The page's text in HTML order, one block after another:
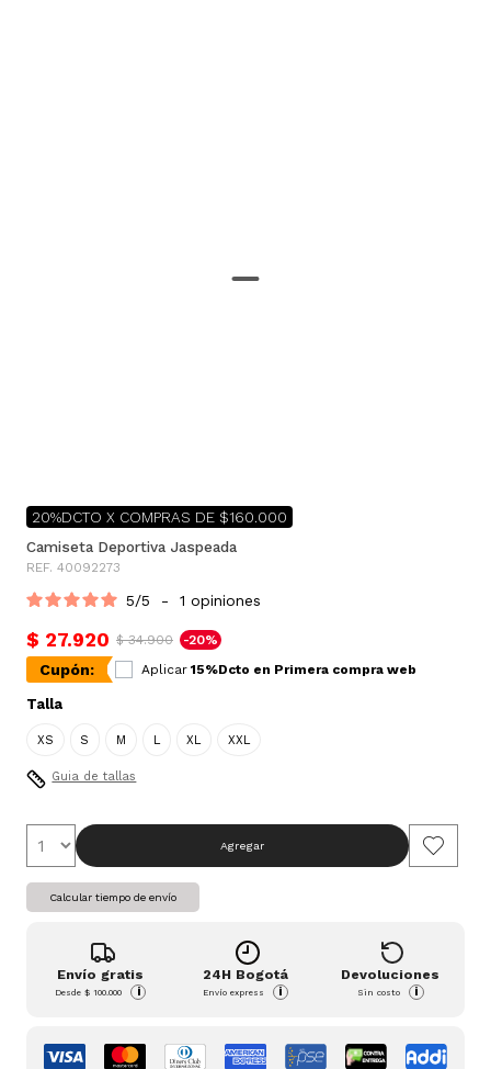
20%DCTO X COMPRAS DE $160.000
Camiseta Deportiva Jaspeada
REF. 40092273
5/5 - 1 opiniones
$ 27.920 $ 34.900 -20%
Cupón: Aplicar 15%Dcto en Primera compra web
Talla
XS S M L XL XXL
Guia de tallas
Agregar
Calcular tiempo de envío
Envío gratis
Desde$ 100.000 i
24H Bogotá
Envío express i
Devoluciones
Sin costo i